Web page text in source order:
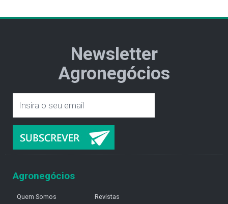
Newsletter
Agronegócios
Agronegócios
Quem Somos Revistas